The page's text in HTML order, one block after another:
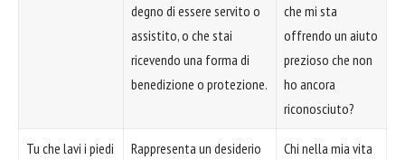
degno di essere servito o
assistito, o che stai
ricevendo una forma di
benedizione o protezione.
che mi sta
offrendo un aiuto
prezioso che non
ho ancora
riconosciuto?
Tu che lavi i piedi
Rappresenta un desiderio
Chi nella mia vita